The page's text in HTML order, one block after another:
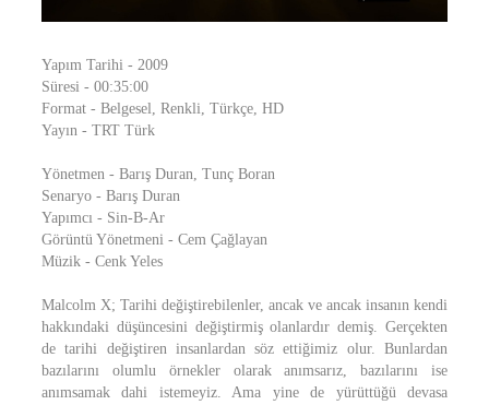
Yapım Tarihi - 2009
Süresi - 00:35:00
Format - Belgesel, Renkli, Türkçe, HD
Yayın - TRT Türk
Yönetmen - Barış Duran, Tunç Boran
Senaryo - Barış Duran
Yapımcı - Sin-B-Ar
Görüntü Yönetmeni - Cem Çağlayan
Müzik - Cenk Yeles
Malcolm X; Tarihi değiştirebilenler, ancak ve ancak insanın kendi
hakkındaki düşüncesini değiştirmiş olanlardır demiş. Gerçekten
de tarihi değiştiren insanlardan söz ettiğimiz olur. Bunlardan
bazılarını olumlu örnekler olarak anımsarız, bazılarını ise
anımsamak dahi istemeyiz. Ama yine de yürüttüğü devasa